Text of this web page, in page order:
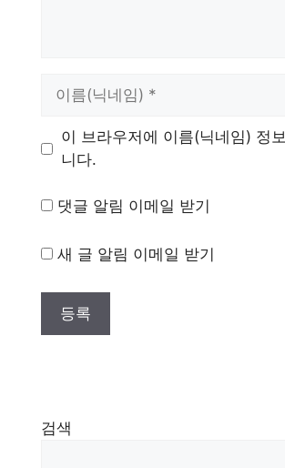
이 브라우저에 이름(닉네임) 정
니다.
댓글 알림 이메일 받기
새 글 알림 이메일 받기
검색